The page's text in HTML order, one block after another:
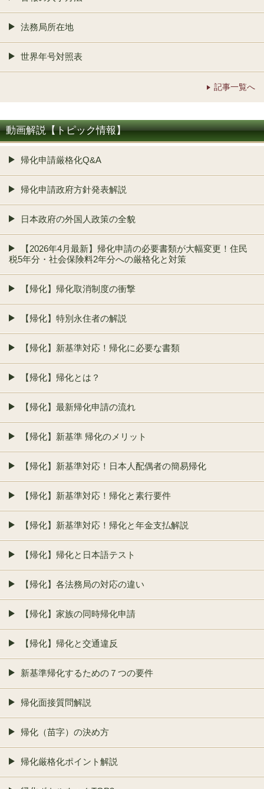
法務局所在地
世界年号対照表
記事一覧へ
動画解説【トピック情報】
帰化申請厳格化Q&A
帰化申請政府方針発表解説
日本政府の外国人政策の全貌
【2026年4月最新】帰化申請の必要書類が大幅変更！住民
税5年分・社会保険料2年分への厳格化と対策
【帰化】帰化取消制度の衝撃
【帰化】特別永住者の解説
【帰化】新基準対応！帰化に必要な書類
【帰化】帰化とは？
【帰化】最新帰化申請の流れ
【帰化】新基準 帰化のメリット
【帰化】新基準対応！日本人配偶者の簡易帰化
【帰化】新基準対応！帰化と素行要件
【帰化】新基準対応！帰化と年金支払解説
【帰化】帰化と日本語テスト
【帰化】各法務局の対応の違い
【帰化】家族の同時帰化申請
【帰化】帰化と交通違反
新基準帰化するための７つの要件
帰化面接質問解説
帰化（苗字）の決め方
帰化厳格化ポイント解説